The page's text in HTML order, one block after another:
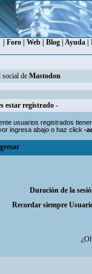
Foro Web Blog Ayuda
social de Mastodon
estar registrado -
usuariosregistrados
ingresa abajo o haz click-
Duración de la
Recordar siempre